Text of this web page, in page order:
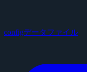
configデータファイル